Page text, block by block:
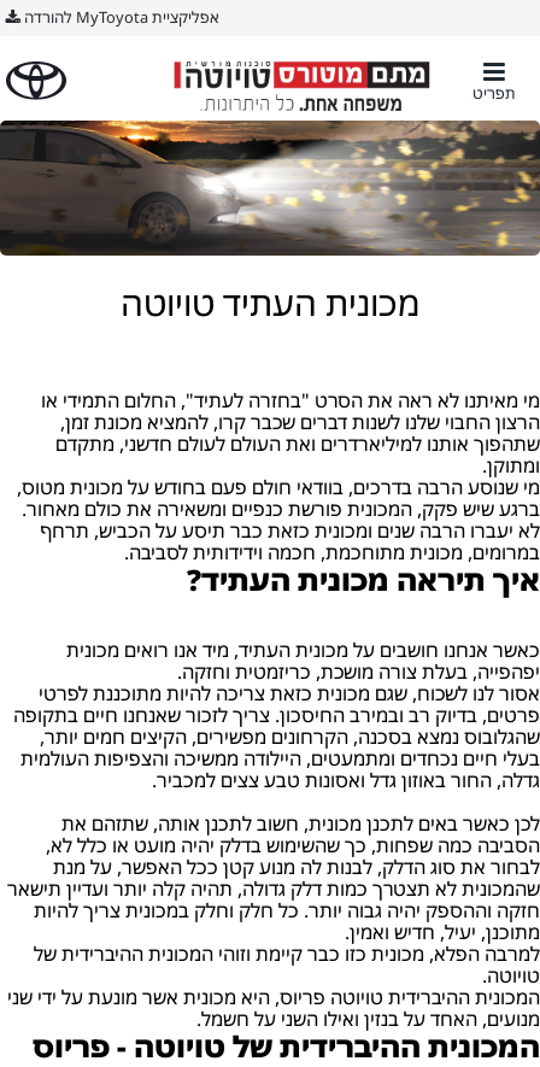
אפליקציית MyToyota להורדה
תפריט
מכונית העתיד טויוטה
מי מאיתנו לא ראה את הסרט "בחזרה לעתיד", החלום התמידי או
הרצון החבוי שלנו לשנות דברים שכבר קרו, להמציא מכונת זמן,
שתהפוך אותנו למיליארדרים ואת העולם לעולם חדשני, מתקדם
ומתוקן.
מי שנוסע הרבה בדרכים, בוודאי חולם פעם בחודש על מכונית מטוס,
ברגע שיש פקק, המכונית פורשת כנפיים ומשאירה את כולם מאחור.
לא יעברו הרבה שנים ומכונית כזאת כבר תיסע על הכביש, תרחף
במרומים, מכונית מתוחכמת, חכמה וידידותית לסביבה.
איך תיראה מכונית העתיד?
כאשר אנחנו חושבים על מכונית העתיד, מיד אנו רואים מכונית
יפהפייה, בעלת צורה מושכת, כריזמטית וחזקה.
אסור לנו לשכוח, שגם מכונית כזאת צריכה להיות מתוכננת לפרטי
פרטים, בדיוק רב ובמירב החיסכון. צריך לזכור שאנחנו חיים בתקופה
שהגלובוס נמצא בסכנה, הקרחונים מפשירים, הקיצים חמים יותר,
בעלי חיים נכחדים ומתמעטים, היילודה ממשיכה והצפיפות העולמית
גדלה, החור באוזון גדל ואסונות טבע צצים למכביר.
לכן כאשר באים לתכנן מכונית, חשוב לתכנן אותה, שתזהם את
הסביבה כמה שפחות, כך שהשימוש בדלק יהיה מועט או כלל לא,
לבחור את סוג הדלק, לבנות לה מנוע קטן ככל האפשר, על מנת
שהמכונית לא תצטרך כמות דלק גדולה, תהיה קלה יותר ועדיין תישאר
חזקה וההספק יהיה גבוה יותר. כל חלק וחלק במכונית צריך להיות
מתוכנן, יעיל, חדיש ואמין.
למרבה הפלא, מכונית כזו כבר קיימת וזוהי המכונית ההיברידית של
טויוטה.
המכונית ההיברידית טויוטה פריוס, היא מכונית אשר מונעת על ידי שני
מנועים, האחד על בנזין ואילו השני על חשמל.
המכונית ההיברידית של טויוטה - פריוס